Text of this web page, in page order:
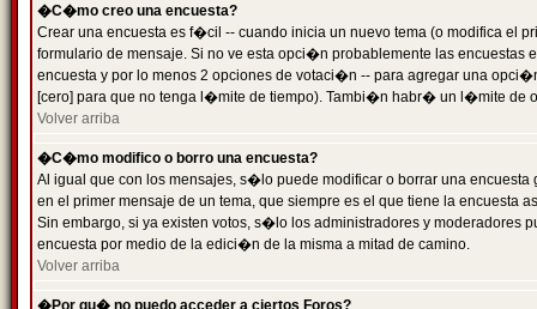
�C�mo creo una encuesta?
Crear una encuesta es f�cil -- cuando inicia un nuevo tema (o modifica el
formulario de mensaje. Si no ve esta opci�n probablemente las
encuesta y por lo menos 2 opciones de votaci�n -- para agregar una
[cero] para que no tenga l�mite de tiempo). Tambi�n habr� un l�mite de
Volver arriba
�C�mo modifico o borro una encuesta?
Al igual que con los mensajes, s�lo puede modificar o borrar una
en el primer mensaje de un tema, que siempre es el que tiene la encuesta
Sin embargo, si ya existen votos, s�lo los administradores y moderadores
encuesta por medio de la edici�n de la misma a mitad de camino.
Volver arriba
�Por qu� no puedo acceder a ciertos Foros?